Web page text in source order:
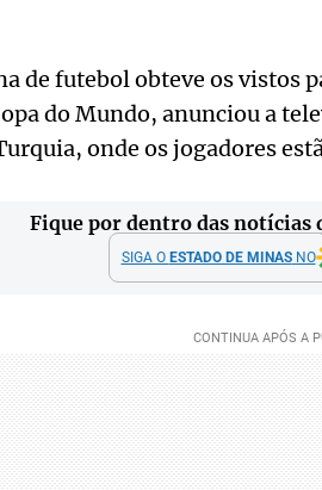
de futebol obteve os vistos
do Mundo, anunciou a
onde os jogadores
Fique por dentro das notícias
SIGA O ESTADO DE MINASNO